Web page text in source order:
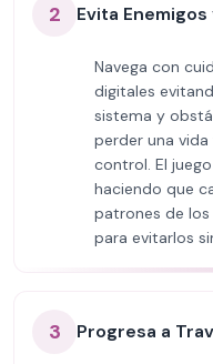
2 Evita
Navega con
digitales
sistema y
perder una
control. El
haciendo que
patrones de
para evitarlos
3 Progresa a